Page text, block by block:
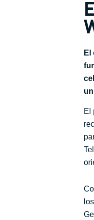
El
El